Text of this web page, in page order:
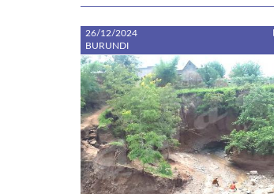
26/12/2024
BURUNDI